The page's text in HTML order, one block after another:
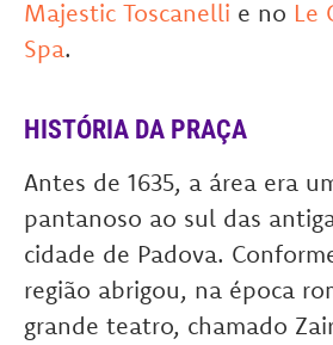
Majestic Toscanelli e no Le
Spa.
HISTÓRIA DA PRAÇA
Antes de 1635, a área era
pantanoso ao sul das
cidade de Padova.
região abrigou, na época
grande teatro, chamado